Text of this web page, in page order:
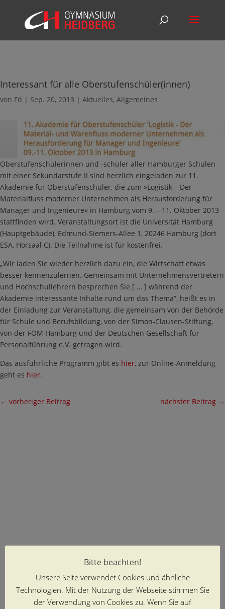
Interessant für alle Oberstufenschüler(innen)
von Fd | Sep. 20, 2013 | Aktuelles, Allgemeines
Oberstufenschülerinnen und -schüler aller Hamburger Schulen
mit einer Sekundarstufe II sind herzlich eingeladen zur 11.
Akademie für Oberstufenschüler, die zum »Logistik – Der
Materialfluss moderner Unternehmen als Herausforderung für
Manager und Ingenieure« in Hamburg vom 9. – 11. Oktober 2013
stattfinden wird. Veranstaltungsort ist die Universität Hamburg
(Hauptgebäude), Edmund-Siemers-Allee 1, 20246 Hamburg (dort
ESA, Hörsaal C). Die Teilnahme ist für kostenfrei.
„Wir laden Sie wieder herzlich dazu ein, die Wirtschaft etwas
besser kennenzulernen. Gemeinsam mit Unternehmensvertretern
und Hochschullehrern besprechen Sie [ … ] während der
Akademie interessante Inhalte rund um das Thema“, heißt es in
der Einladung zur Veranstaltung, die gemeinsam von der Behörde
für Schule und Berufsbildung, von der Simon-Clausen-Stiftung,
von der FOM Hamburg und der Deutschen Gesellschaft für
Personalführung e.V. getragen wird.
Das ausführliche Programm gibt es hier, zur Online-Anmeldung
geht es hier.
← vorheriger Beitrag nächster Beitrag →
Bitte beachten!
Unsere Seite verwendet Cookies und ähnliche
Technologien. Mit der Nutzung der Webseite stimmen Sie
der Verwendung von Cookies zu. Wenn Sie auf